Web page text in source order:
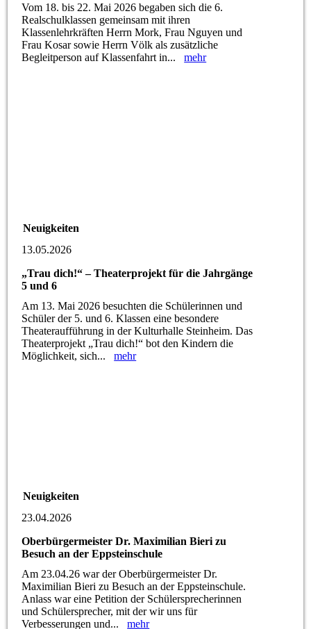
Vom 18. bis 22. Mai 2026 begaben sich die 6.
Realschulklassen gemeinsam mit ihren
Klassenlehrkräften Herrn Mork, Frau Nguyen und
Frau Kosar sowie Herrn Völk als zusätzliche
Begleitperson auf Klassenfahrt in...mehr
Neuigkeiten
13.05.2026
„Trau dich!“ – Theaterprojekt für die Jahrgänge
5 und 6
Am 13. Mai 2026 besuchten die Schülerinnen und
Schüler der 5. und 6. Klassen eine besondere
Theateraufführung in der Kulturhalle Steinheim. Das
Theaterprojekt „Trau dich!“ bot den Kindern die
Möglichkeit, sich...mehr
Neuigkeiten
23.04.2026
Oberbürgermeister Dr. Maximilian Bieri zu
Besuch an der Eppsteinschule
Am 23.04.26 war der Oberbürgermeister Dr.
Maximilian Bieri zu Besuch an der Eppsteinschule.
Anlass war eine Petition der Schülersprecherinnen
und Schülersprecher, mit der wir uns für
Verbesserungen und...mehr